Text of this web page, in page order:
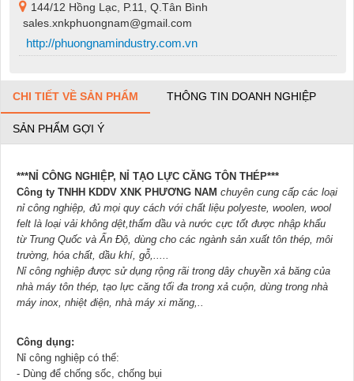
144/12 Hồng Lạc, P.11, Q.Tân Bình
sales.xnkphuongnam@gmail.com
http://phuongnamindustry.com.vn
CHI TIẾT VỀ SẢN PHẨM THÔNG TIN DOANH NGHIỆP
SẢN PHẨM GỢI Ý
***NỈ CÔNG NGHIỆP, NỈ TẠO LỰC CĂNG TÔN THÉP***
Công ty TNHH KDDV XNK PHƯƠNG NAM chuyên cung cấp các loại
nỉ công nghiệp, đủ mọi quy cách với chất liệu polyeste, woolen, wool
felt là loại vải không dệt,thấm dầu và nước cực tốt được nhập khẩu
từ Trung Quốc và Ấn Độ, dùng cho các ngành sản xuất tôn thép, môi
trường, hóa chất, dầu khí, gỗ,.....
Nỉ công nghiệp được sử dụng rộng rãi trong dây chuyền xả băng của
nhà máy tôn thép, tạo lực căng tối đa trong xả cuộn, dùng trong nhà
máy inox, nhiệt điện, nhà máy xi măng,..
Công dụng:
Nỉ công nghiệp có thể:
- Dùng để chống sốc, chống bụi